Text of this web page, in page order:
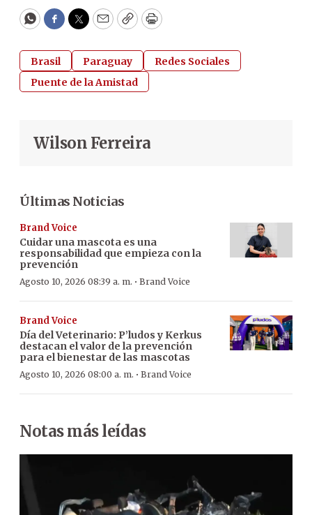
WhatsApp
Facebook
Twitter
EmailCopyPrint
Brasil Paraguay
Redes Sociales
Puente de la Amistad
Wilson Ferreira
Últimas Noticias
Brand Voice
Cuidar una mascota es una
responsabilidad que empieza con la
prevención
Agosto 10, 2026 08:39 a. m. · Brand Voice
Brand Voice
Día del Veterinario: P’ludos y Kerkus
destacan el valor de la prevención
para el bienestar de las mascotas
Agosto 10, 2026 08:00 a. m. · Brand Voice
Notas más leídas